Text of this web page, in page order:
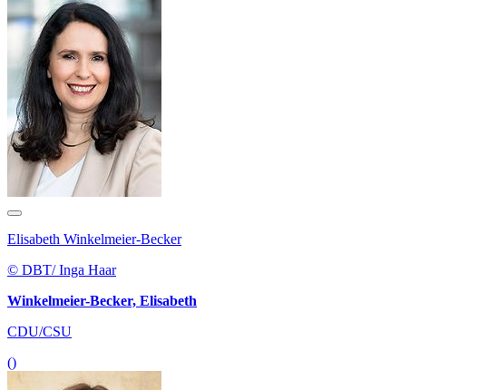
Elisabeth Winkelmeier-Becker
© DBT/ Inga Haar
Winkelmeier-Becker, Elisabeth
CDU/CSU
()